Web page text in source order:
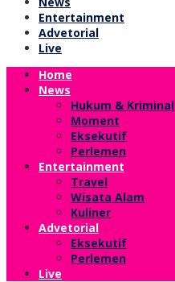
Entertainment
Advetorial
Live
Home
News
Hukum & Kriminal
Moment
Eksekutif
Perlemen
Entertainment
Travel
Wisata Alam
Kuliner
Advetorial
Eksekutif
Perlemen
Live